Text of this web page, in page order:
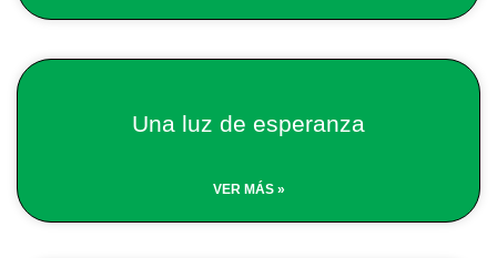
Una luz de esperanza
VER MÁS »